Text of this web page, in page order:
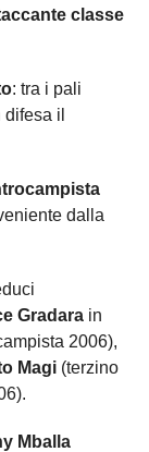
classe
: tra i pali
difesa il
dalla
Gradara in
2006),
Magi (terzino
Mballa